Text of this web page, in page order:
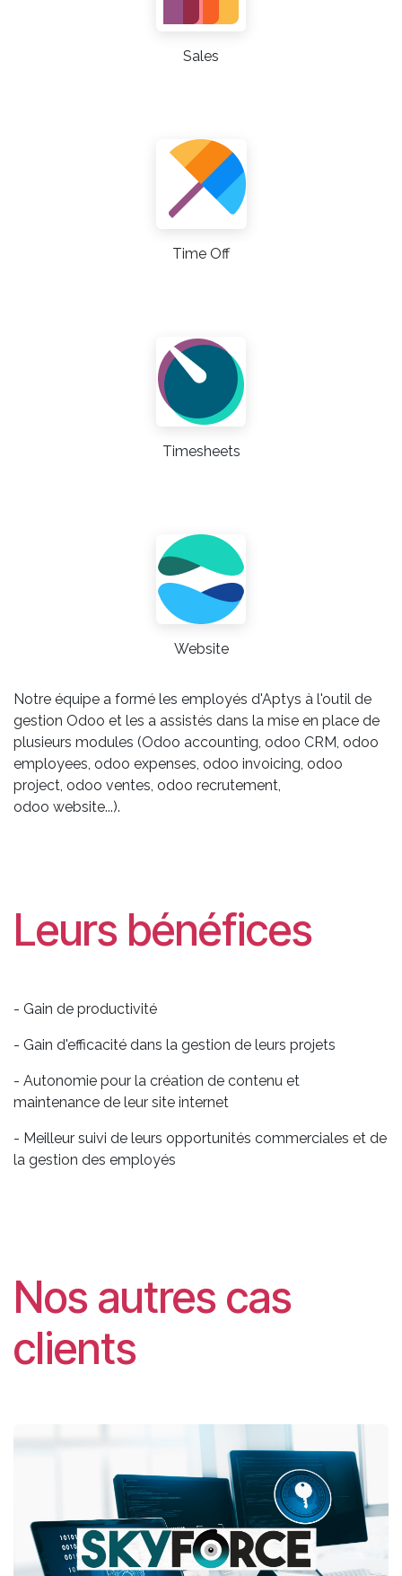
Sales
Time Off
Timesheets
Website
Notre équipe a formé les employés d'Aptys à l'outil de
gestion Odoo et les a assistés dans la mise en place de
plusieurs modules (Odoo accounting, odoo CRM, odoo
employees, odoo expenses, odoo invoicing, odoo
project, odoo ventes, odoo recrutement,
odoo website...).
Leurs bénéfices
- Gain de productivité
- Gain d'efficacité dans la gestion de leurs projets
- Autonomie pour la création de contenu et
maintenance de leur site internet
- Meilleur suivi de leurs opportunités commerciales et de
la gestion des employés
Nos autres cas
clients